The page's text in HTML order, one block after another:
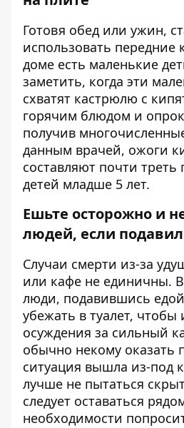
Готовя обед или ужин,
использовать передние
доме есть маленькие
заметить, когда эти
схватят кастрюлю с
горячим блюдом и
получив
данным врачей, ожоги
составляют почти треть
детей младше 5 лет.
Ешьте осторожно и
людей, если
Случаи смерти из-за
или кафе не единичны.
люди, подавившись
убежать в туалет, чтобы
осуждения за сильный
обычно некому оказать
ситуация вышла из-под
лучше не пытаться
следует оставаться
необходимости